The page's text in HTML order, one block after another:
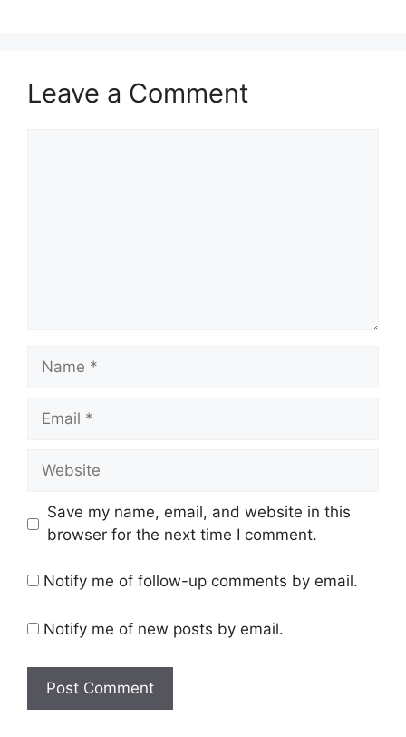
Leave a Comment
Name
Email
Website
Save my name, email, and website in this
browser for the next time I comment.
Notify me of follow-up comments by email.
Notify me of new posts by email.